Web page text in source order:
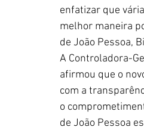
enfatizar que
melhor maneira
de João Pessoa,
A Controladora-
afirmou que o
com a
o
de João Pessoa